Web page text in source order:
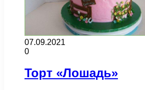
07.09.2021
0
Торт «Лошадь»